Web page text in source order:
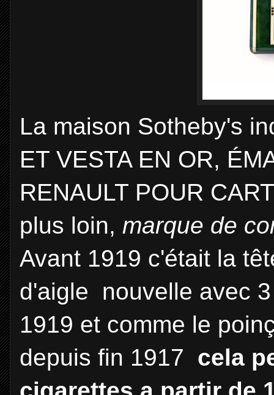
La maison Sotheby's
ET VESTA EN OR,
RENAULT POUR
plus loin, marque de
Avant 1919 c'était la
d'aigle nouvelle avec
1919 et comme le
depuis fin 1917 cela